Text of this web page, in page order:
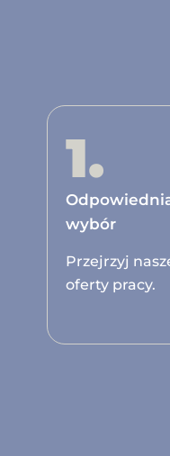
1.
wybór
Przejrzyj
oferty pracy.